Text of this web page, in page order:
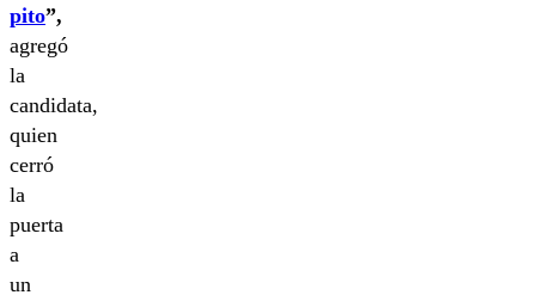
pito”,
agregó
la
candidata,
quien
cerró
la
puerta
a
un